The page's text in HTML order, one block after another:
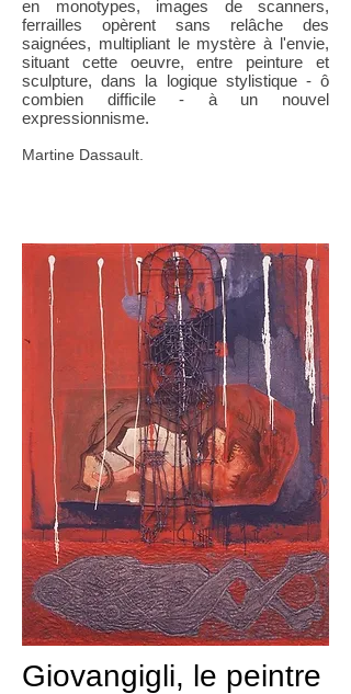
en monotypes, images de scanners,
ferrailles opèrent sans relâche des
saignées, multipliant le mystère à l'envie,
situant cette oeuvre, entre peinture et
sculpture, dans la logique stylistique - ô
combien difficile - à un nouvel
expressionnisme.
Martine Dassault.
Giovangigli, le peintre